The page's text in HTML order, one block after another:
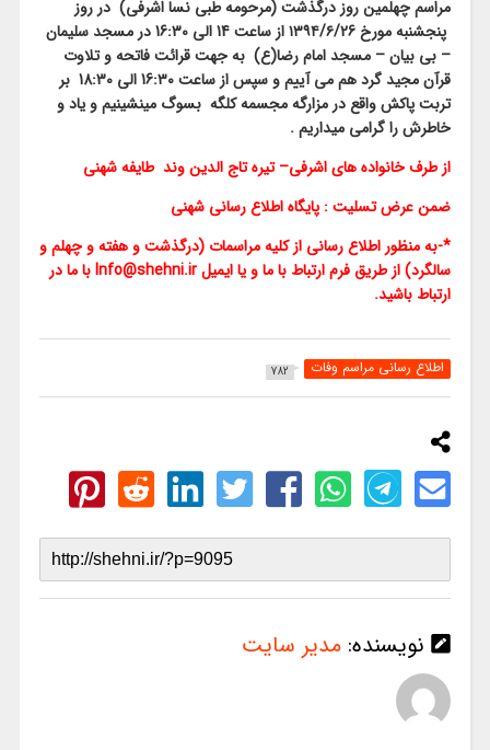
مراسم چهلمین روز درگذشت (مرحومه طبی نسا اشرفی) در روز
پنجشنبه مورخ ۱۳۹۴/۶/26 از ساعت 14 الی 16:30 در مسجد سلیمان
– بی بیان – مسجد امام رضا(ع) به جهت قرائت فاتحه و تلاوت
قرآن مجید گرد هم می آییم و سپس از ساعت 16:۳۰ الی 18:30 بر
تربت پاکش واقع در مزارگه مجسمه کلگه بسوگ مینشینیم و یاد و
خاطرش را گرامی میداریم .
از طرف خانواده های اشرفی– تیره تاج الدین وند طایفه شهنی
ضمن عرض تسلیت : پایگاه اطلاع رسانی شهنی
*-به منظور اطلاع رسانی از کلیه مراسمات (درگذشت و هفته و چهلم و
سالگرد) از طریق فرم ارتباط با ما و یا ایمیل Info@shehni.ir با ما در
ارتباط باشید.
اطلاع رسانی مراسم وفات 782
نویسنده: مدیر سایت